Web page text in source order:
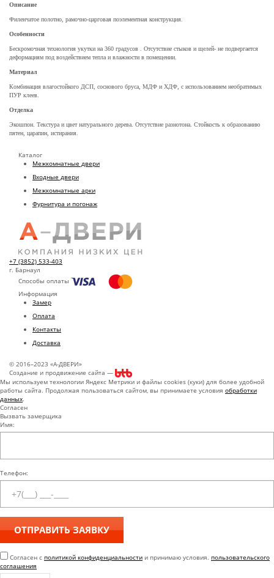
Описание
Филенчатое полотно, рамочно-царговая поэлементная конструкция.
Особенности
Бескромочная технология укутки на 360 градусов . Отсутствие стыков и щелей- не подвергается
деформациям под воздействием тепла и влажности в помещении.
Материал
Комбинация влагостойкого ДСП, соснового бруса, МДФ и ХДФ, с использованием необратимых
ПУР клеев.
Отделка
Экошпон. Текстура и цвет натурального дерева. Отсутствие разнотона. Стойкость к образованию
пятен, царапин, истирания.
Каталог
Межкомнатные двери
Входные двери
Межкомнатные арки
Фурнитура и погонаж
+7 (3852) 533-403
г. Барнаул
Способы оплаты
Информация
Замер
Оплата
Контакты
Доставка
© 2016–2023 «А-ДВЕРИ»
Создание и продвижение сайта —
Мы используем технологии Яндекс Метрики и файлы cookies (куки) для более удобной
работы сайта. Продолжая пользоваться сайтом, вы принимаете условия обработки
данных.
Согласен
Вызвать замерщика
Имя:
Телефон:
Согласен с политикой конфиденциальности и принимаю условия. пользовательского
соглашения